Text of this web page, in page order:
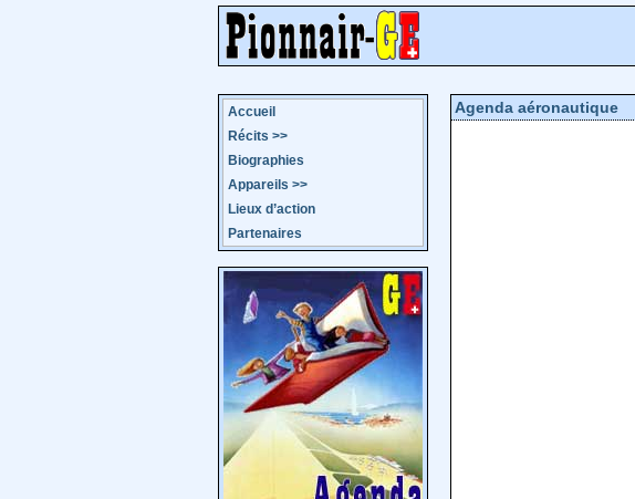
Accueil
Récits >>
Biographies
Appareils >>
Lieux d’action
Partenaires
Agenda aéronautique